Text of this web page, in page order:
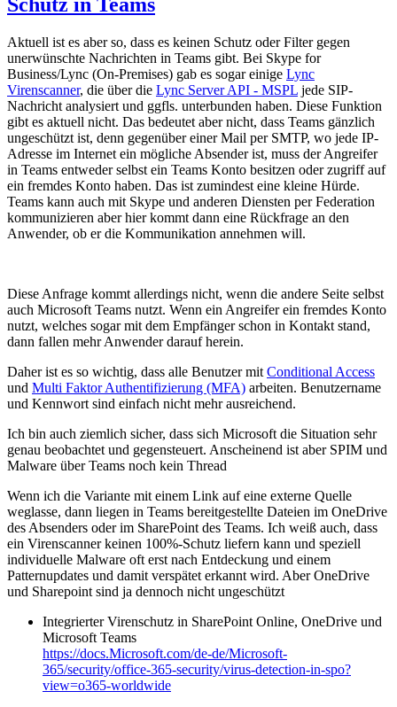
Schutz in Teams
Aktuell ist es aber so, dass es keinen Schutz oder Filter gegen
unerwünschte Nachrichten in Teams gibt. Bei Skype for
Business/Lync (On-Premises) gab es sogar einige Lync
Virenscanner, die über die Lync Server API - MSPL jede SIP-
Nachricht analysiert und ggfls. unterbunden haben. Diese Funktion
gibt es aktuell nicht. Das bedeutet aber nicht, dass Teams gänzlich
ungeschützt ist, denn gegenüber einer Mail per SMTP, wo jede IP-
Adresse im Internet ein mögliche Absender ist, muss der Angreifer
in Teams entweder selbst ein Teams Konto besitzen oder zugriff auf
ein fremdes Konto haben. Das ist zumindest eine kleine Hürde.
Teams kann auch mit Skype und anderen Diensten per Federation
kommunizieren aber hier kommt dann eine Rückfrage an den
Anwender, ob er die Kommunikation annehmen will.
Diese Anfrage kommt allerdings nicht, wenn die andere Seite selbst
auch Microsoft Teams nutzt. Wenn ein Angreifer ein fremdes Konto
nutzt, welches sogar mit dem Empfänger schon in Kontakt stand,
dann fallen mehr Anwender darauf herein.
Daher ist es so wichtig, dass alle Benutzer mit Conditional Access
und Multi Faktor Authentifizierung (MFA) arbeiten. Benutzername
und Kennwort sind einfach nicht mehr ausreichend.
Ich bin auch ziemlich sicher, dass sich Microsoft die Situation sehr
genau beobachtet und gegensteuert. Anscheinend ist aber SPIM und
Malware über Teams noch kein Thread
Wenn ich die Variante mit einem Link auf eine externe Quelle
weglasse, dann liegen in Teams bereitgestellte Dateien im OneDrive
des Absenders oder im SharePoint des Teams. Ich weiß auch, dass
ein Virenscanner keinen 100%-Schutz liefern kann und speziell
individuelle Malware oft erst nach Entdeckung und einem
Patternupdates und damit verspätet erkannt wird. Aber OneDrive
und Sharepoint sind ja dennoch nicht ungeschützt
Integrierter Virenschutz in SharePoint Online, OneDrive und
Microsoft Teams
https://docs.Microsoft.com/de-de/Microsoft-
365/security/office-365-security/virus-detection-in-spo?
view=o365-worldwide